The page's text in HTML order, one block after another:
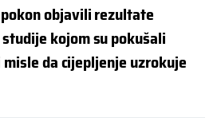
objavili rezultate
kojom su pokušali
da cijepljenje uzrokuje